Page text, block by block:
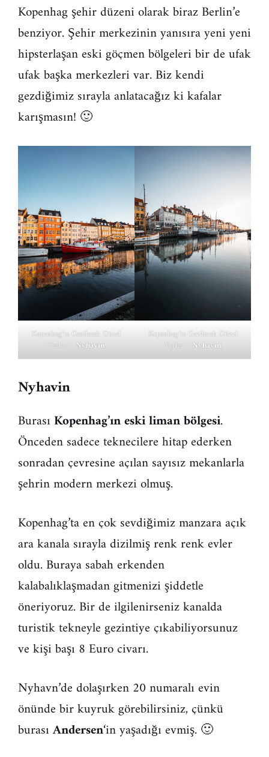
Kopenhag şehir düzeni olarak biraz Berlin’e
benziyor. Şehir merkezinin yanısıra yeni yeni
hipsterlaşan eski göçmen bölgeleri bir de ufak
ufak başka merkezleri var. Biz kendi
gezdiğimiz sırayla anlatacağız ki kafalar
karışmasın! 🙂
Kopenhag’ta Gezilecek Güzel
Yerler – Nyhavin
Kopenhag’ta Gezilecek Güzel
Yerler – Nyhavin
Nyhavin
BurasıKopenhag’ın eski liman bölgesi.
Önceden sadece teknecilere hitap ederken
sonradan çevresine açılan sayısız mekanlarla
şehrin modern merkezi olmuş.
Kopenhag’ta en çok sevdiğimiz manzara açık
ara kanala sırayla dizilmiş renk renk evler
oldu. Buraya sabah erkenden
kalabalıklaşmadan gitmenizi şiddetle
öneriyoruz. Bir de ilgilenirseniz kanalda
turistik tekneyle gezintiye çıkabiliyorsunuz
ve kişi başı 8 Euro civarı.
Nyhavn’de dolaşırken 20 numaralı evin
önünde bir kuyruk görebilirsiniz, çünkü
burasıAndersen‘in yaşadığı evmiş. 🙂